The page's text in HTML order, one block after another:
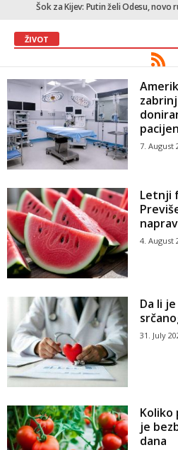
Šok za Kijev: Putin želi Odesu, novo
ŽIVOT
7. August
Letnji
4. August
Da li
31. July
Koliko
je
dana